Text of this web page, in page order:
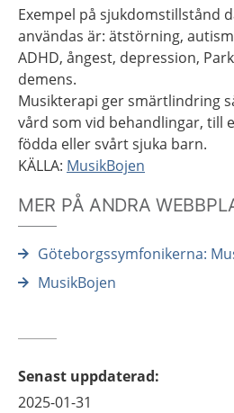
Exempel på sjukdomstillstånd
användas är: ätstörning,
ADHD, ångest, depression,
demens.
Musikterapi ger smärtlindring
vård som vid behandlingar, till
födda eller svårt sjuka barn.
KÄLLA: MusikBojen
MER PÅ ANDRA
Göteborgssymfonikerna:
MusikBojen
Senast uppdaterad:
2025-01-31